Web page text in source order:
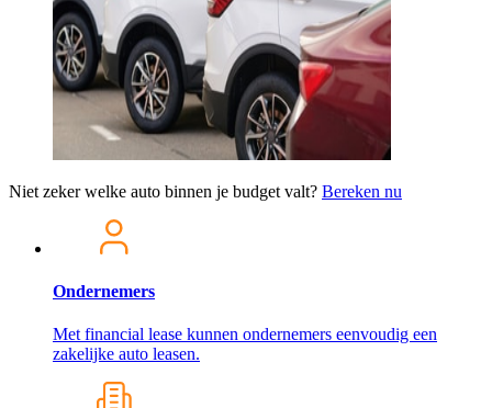
Niet zeker welke auto binnen je budget valt? Bereken nu
Ondernemers
Met financial lease kunnen ondernemers eenvoudig een
zakelijke auto leasen.